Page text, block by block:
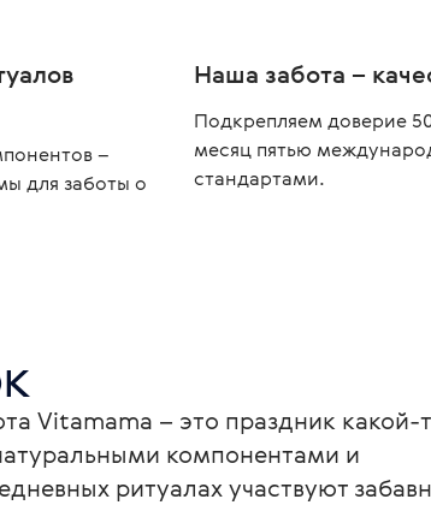
–
для заботы о
Наша забота –
Подкрепляем доверие
месяц пятью
стандартами.
Vitamama – это праздник какой-
компонентами и
ритуалах участвуют